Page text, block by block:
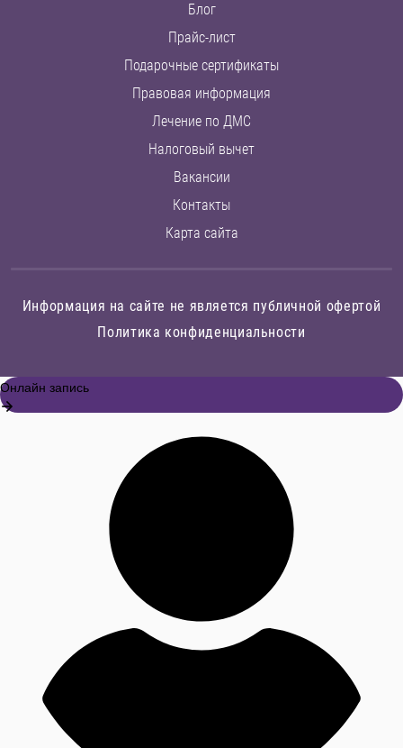
Блог
Прайс-лист
Подарочные сертификаты
Правовая информация
Лечение по ДМС
Налоговый вычет
Вакансии
Контакты
Карта сайта
Информация на сайте не является публичной офертой
Политика конфиденциальности